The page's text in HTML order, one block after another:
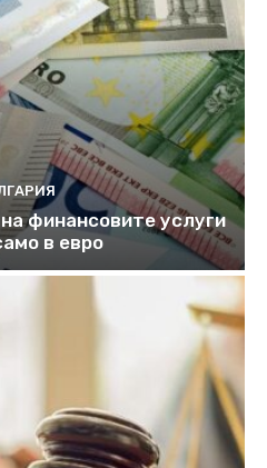
финансовите услуги
в евро